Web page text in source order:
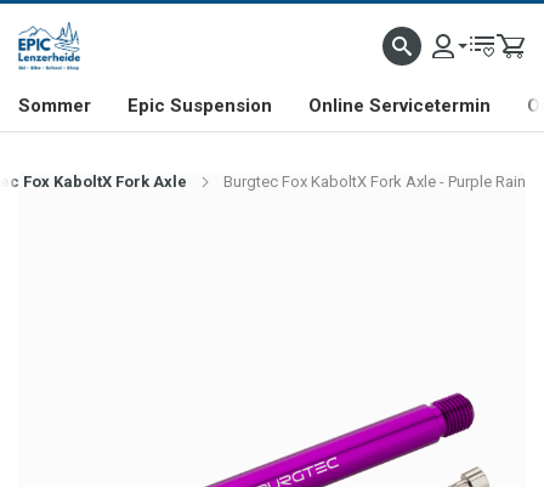
& FREERIDE-SPEZIALIST SCHWEIZER FIRMA SHOP & SHOWROOM IN
Sommer Epic Suspension Online Servicetermin
Fox KaboltX Fork Axle Burgtec Fox KaboltX Fork Axle - Purple Rain